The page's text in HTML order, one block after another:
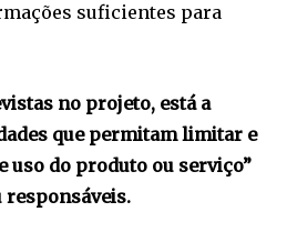
suficientes para
no projeto, está a
que permitam limitar e
uso do produto ou serviço”
responsáveis.